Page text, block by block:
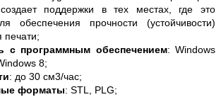
создает поддержки в тех местах, где это
обеспечения прочности (устойчивости)
печати;
с программным обеспечением: Windows
8;
: до 30 см3/час;
форматы: STL, PLG;